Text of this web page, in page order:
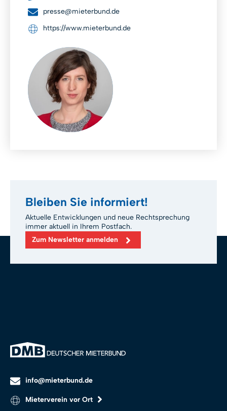
presse@mieterbund.de
https://www.mieterbund.de
Bleiben Sie informiert!
Aktuelle Entwicklungen und neue Rechtsprechung
immer aktuell in Ihrem Postfach.
Zum Newsletter anmelden
info@mieterbund.de
Mieterverein vor Ort